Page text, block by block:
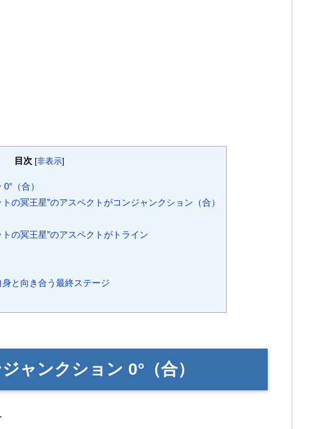
目次 [非表示]
（合）
の冥王星”のアスペクトがコンジャンクション（合）
トの冥王星”のアスペクトがトライン
と向き合う最終ステージ
ャンクション 0°（合）